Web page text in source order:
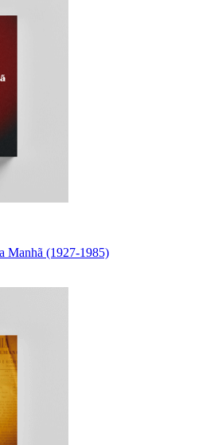
Manhã (1927-1985)